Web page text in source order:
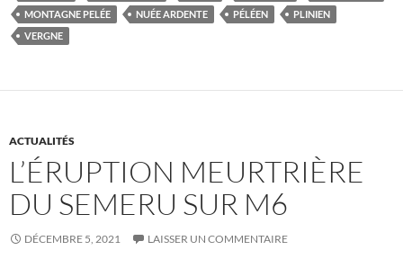
MONTAGNE PELÉE
NUÉE ARDENTE PÉLÉEN
PLINIEN
VERGNE
ACTUALITÉS
L’ÉRUPTION MEURTRIÈRE
DU SEMERU SUR M6
DÉCEMBRE 5, 2021 LAISSER UN COMMENTAIRE